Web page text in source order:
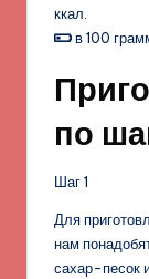
ккал.
в 100
по
Шаг 1
Для
нам
сахар-песок